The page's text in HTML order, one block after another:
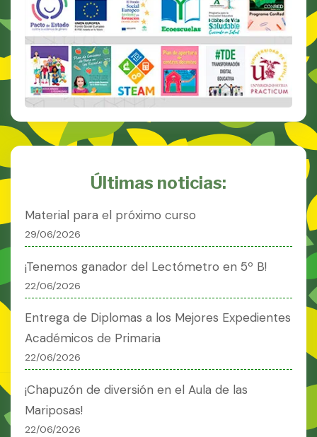
Últimas noticias:
Material para el próximo curso
29/06/2026
¡Tenemos ganador del Lectómetro en 5º B!
22/06/2026
Entrega de Diplomas a los Mejores Expedientes
Académicos de Primaria
22/06/2026
¡Chapuzón de diversión en el Aula de las
Mariposas!
22/06/2026